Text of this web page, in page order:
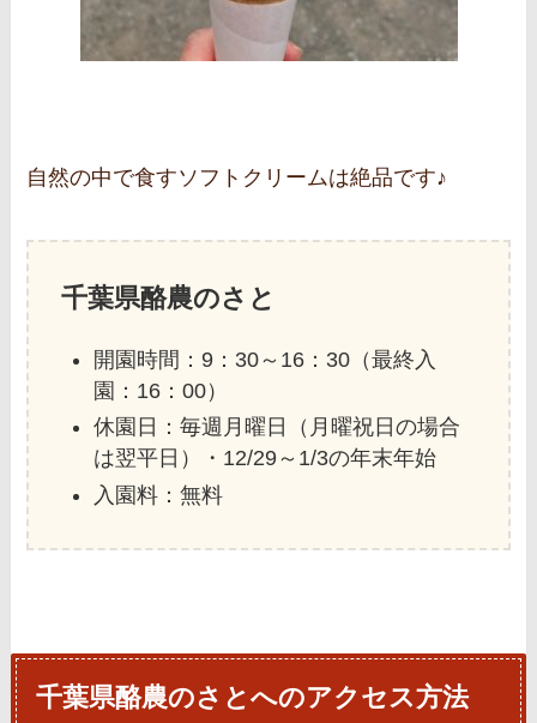
自然の中で食すソフトクリームは絶品です♪
千葉県酪農のさと
開園時間：9：30～16：30（最終入
園：16：00）
休園日：毎週月曜日（月曜祝日の場合
は翌平日）・12/29～1/3の年末年始
入園料：無料
千葉県酪農のさとへのアクセス方法